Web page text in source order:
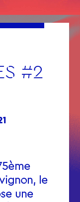
#2
le
une